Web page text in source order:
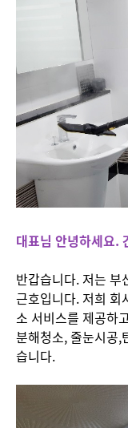
대표님 안녕하세요.
반갑습니다. 저는 부
근호입니다. 저희 회
소 서비스를 제공하
분해청소, 줄눈시공,
습니다.